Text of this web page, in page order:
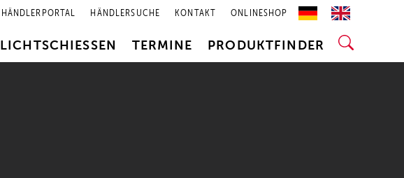
HÄNDLERPORTAL HÄNDLERSUCHE KONTAKT ONLINESHOP
LICHTSCHIESSEN TERMINE PRODUKTFINDER